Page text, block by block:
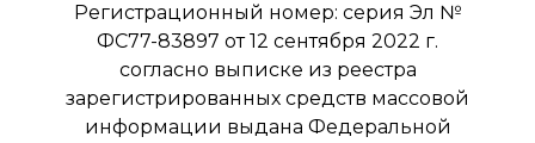
Регистрационный номер: серия Эл №
ФС77-83897 от 12 сентября 2022 г.
согласно выписке из реестра
зарегистрированных средств массовой
информации выдана Федеральной